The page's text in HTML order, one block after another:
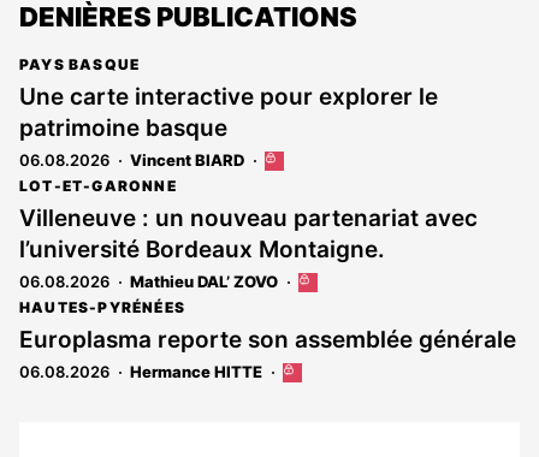
DENIÈRES PUBLICATIONS
PAYS BASQUE
Une carte interactive pour explorer le
patrimoine basque
06.08.2026 Vincent BIARD
Cet
réservé
aux
abonnés
LOT-ET-GARONNE
Villeneuve : un nouveau partenariat avec
l’université Bordeaux Montaigne.
06.08.2026 Mathieu DAL’ ZOVO
Cet
réservé
HAUTES-PYRÉNÉES
Europlasma reporte son assemblée générale
06.08.2026 Hermance HITTE
Cet